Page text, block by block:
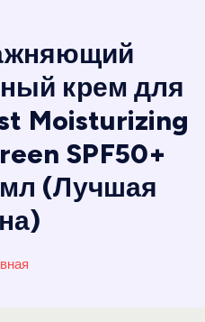
крем для
Moisturizing
SPF50+
(Лучшая